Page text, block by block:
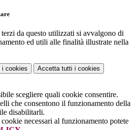
da questo utilizzati si avvalgono di
ed utili alle finalità illustrate nella
i cookies Accetta tutti i cookies
scegliere quali cookie consentire.
che consentono il funzionamento della
disabilitarli.
necessari al funzionamento potete